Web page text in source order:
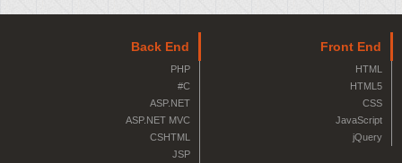
Front End
HTML
HTML5
CSS
JavaScript
jQuery
Back End
PHP
C#
ASP.NET
ASP.NET MVC
CSHTML
JSP